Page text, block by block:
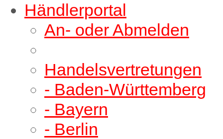
Händlerportal
An- oder Abmelden
Handelsvertretungen
- Baden-Württemberg
- Bayern
- Berlin